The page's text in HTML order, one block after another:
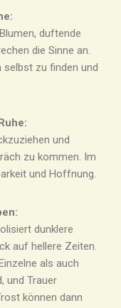
duftende
die Sinne an.
selbst zu finden und
und
zu kommen. Im
und Hoffnung.
dunklere
auf hellere Zeiten.
als auch
und Trauer
können dann